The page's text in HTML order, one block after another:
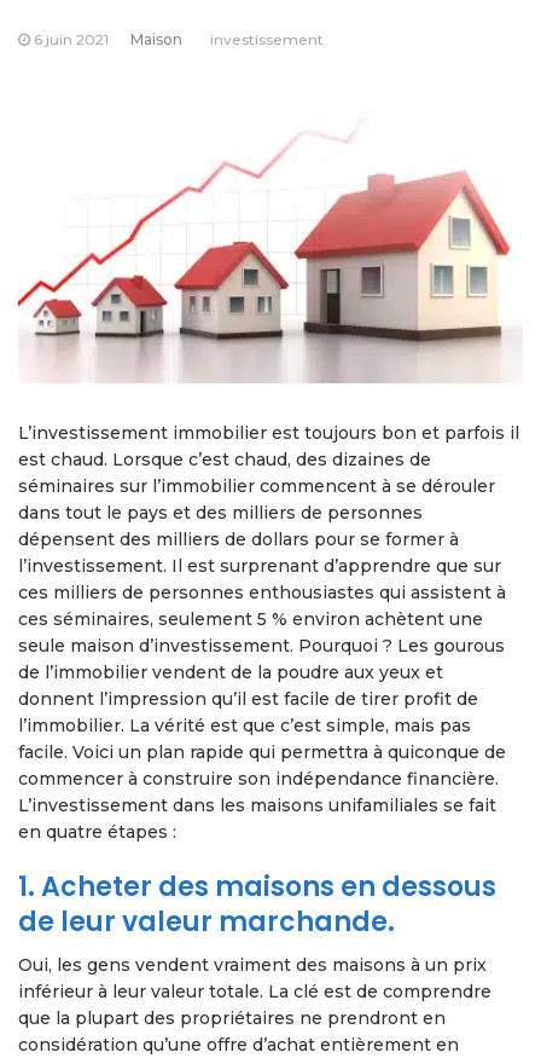
6 juin 2021 Maison investissement
L’investissement immobilier est toujours bon et parfois il
est chaud. Lorsque c’est chaud, des dizaines de
séminaires sur l’immobilier commencent à se dérouler
dans tout le pays et des milliers de personnes
dépensent des milliers de dollars pour se former à
l’investissement. Il est surprenant d’apprendre que sur
ces milliers de personnes enthousiastes qui assistent à
ces séminaires, seulement 5 % environ achètent une
seule maison d’investissement. Pourquoi ? Les gourous
de l’immobilier vendent de la poudre aux yeux et
donnent l’impression qu’il est facile de tirer profit de
l’immobilier. La vérité est que c’est simple, mais pas
facile. Voici un plan rapide qui permettra à quiconque de
commencer à construire son indépendance financière.
L’investissement dans les maisons unifamiliales se fait
en quatre étapes :
1. Acheter des maisons en dessous
de leur valeur marchande.
Oui, les gens vendent vraiment des maisons à un prix
inférieur à leur valeur totale. La clé est de comprendre
que la plupart des propriétaires ne prendront en
considération qu’une offre d’achat entièrement en